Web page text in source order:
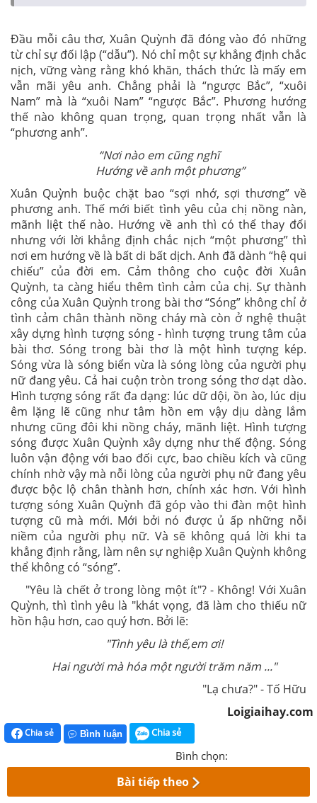
Đầu mỗi câu thơ, Xuân Quỳnh đã đóng vào đó những
từ chỉ sự đối lập (“dẫu”). Nó chỉ một sự khẳng định chắc
nịch, vững vàng rằng khó khăn, thách thức là mấy em
vẫn mãi yêu anh. Chẳng phải là “ngược Bắc”, “xuôi
Nam” mà là “xuôi Nam” “ngược Bắc”. Phương hướng
thế nào không quan trọng, quan trọng nhất vẫn là
“phương anh”.
“Nơi nào em cũng nghĩ
Hướng về anh một phương”
Xuân Quỳnh buộc chặt bao “sợi nhớ, sợi thương” về
phương anh. Thế mới biết tình yêu của chị nồng nàn,
mãnh liệt thế nào. Hướng về anh thì có thể thay đổi
nhưng với lời khẳng định chắc nịch “một phương” thì
nơi em hướng về là bất di bất dịch. Anh đã dành “hệ qui
chiếu” của đời em. Cảm thông cho cuộc đời Xuân
Quỳnh, ta càng hiểu thêm tình cảm của chị. Sự thành
công của Xuân Quỳnh trong bài thơ “Sóng” không chỉ ở
tình cảm chân thành nồng cháy mà còn ở nghệ thuật
xây dựng hình tượng sóng - hình tượng trung tâm của
bài thơ. Sóng trong bài thơ là một hình tượng kép.
Sóng vừa là sóng biển vừa là sóng lòng của người phụ
nữ đang yêu. Cả hai cuộn tròn trong sóng thơ dạt dào.
Hình tượng sóng rất đa dạng: lúc dữ dội, ồn ào, lúc dịu
êm lặng lẽ cũng như tâm hồn em vậy dịu dàng lắm
nhưng cũng đôi khi nồng cháy, mãnh liệt. Hình tượng
sóng được Xuân Quỳnh xây dựng như thế động. Sóng
luôn vận động với bao đối cực, bao chiều kích và cũng
chính nhờ vậy mà nỗi lòng của người phụ nữ đang yêu
được bộc lộ chân thành hơn, chính xác hơn. Với hình
tượng sóng Xuân Quỳnh đã góp vào thi đàn một hình
tượng cũ mà mới. Mới bởi nó được ủ ấp những nỗi
niềm của người phụ nữ. Và sẽ không quá lời khi ta
khẳng định rằng, làm nên sự nghiệp Xuân Quỳnh không
thể không có “sóng”.
"Yêu là chết ở trong lòng một ít"? - Không! Với Xuân
Quỳnh, thì tình yêu là "khát vọng, đã làm cho thiếu nữ
hồn hậu hơn, cao quý hơn. Bởi lẽ:
"Tình yêu là thế,em ơi!
Hai người mà hóa một người trăm năm ..."
"Lạ chưa?" - Tố Hữu
Loigiaihay.com
Chia sẻ Bình luận Chia sẻ
Bình chọn:
Bài tiếp theo